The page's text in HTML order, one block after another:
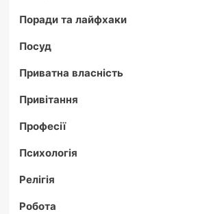
Поради та лайфхаки
Посуд
Приватна власність
Привітання
Професії
Психологія
Релігія
Робота